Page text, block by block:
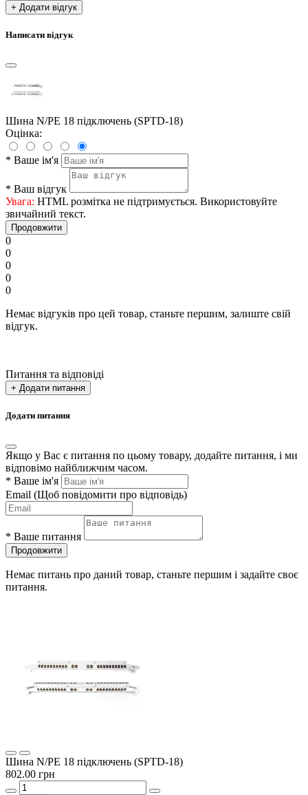
+ Додати відгук
Написати відгук
Шина N/PE 18 підключень (SPTD-18)
Оцінка:
* Ваше ім'я
* Ваш відгук
Увага: HTML розмітка не підтримується. Використовуйте
звичайний текст.
Продовжити
0
0
0
0
0
Немає відгуків про цей товар, станьте першим, залиште свій
відгук.
Питання та відповіді
+ Додати питання
Додати питання
Якщо у Вас є питання по цьому товару, додайте питання, і ми
відповімо найближчим часом.
* Ваше ім'я
Email (Щоб повідомити про відповідь)
* Ваше питання
Продовжити
Немає питань про даний товар, станьте першим і задайте своє
питання.
Шина N/PE 18 підключень (SPTD-18)
802.00 грн